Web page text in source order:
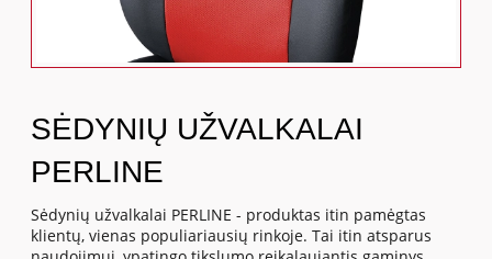
SĖDYNIŲ UŽVALKALAI
PERLINE
Sėdynių užvalkalai PERLINE - produktas itin pamėgtas
klientų, vienas populiariausių rinkoje. Tai itin atsparus